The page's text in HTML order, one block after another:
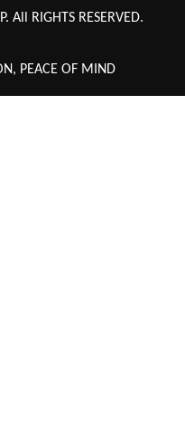
All RIGHTS RESERVED.
PEACE OF MIND